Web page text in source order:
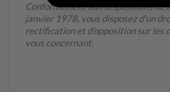
Conformément aux dispositions de
janvier 1978, vous disposez d'un
rectification et d'opposition sur les
vous concernant.